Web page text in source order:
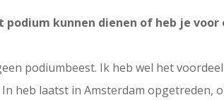
kunnen dienen of heb je
podiumbeest. Ik heb wel het
heb laatst in Amsterdam opgetreden,